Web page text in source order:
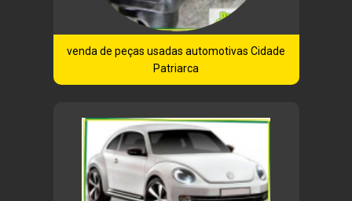
venda de peças usadas automotivas Cidade
Patriarca